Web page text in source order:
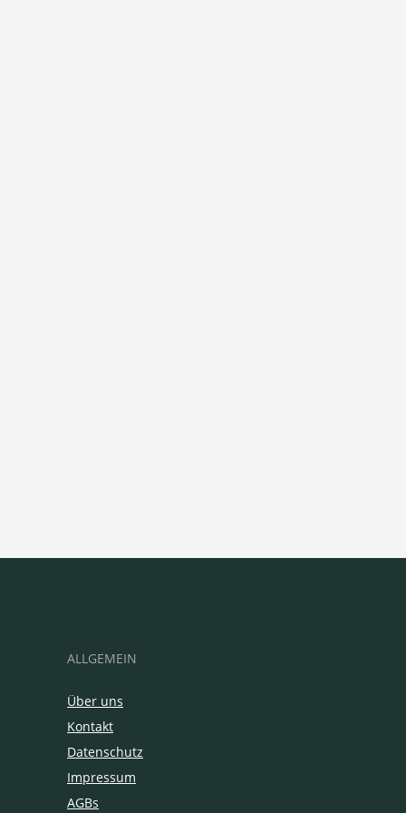
ALLGEMEIN
Über uns
Kontakt
Datenschutz
Impressum
AGBs